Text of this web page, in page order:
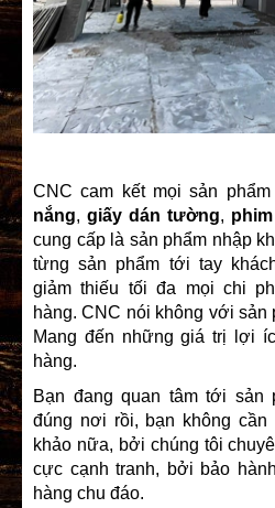
CNC cam kết mọi sản phẩm
nắng, giấy dán tường,
cung cấp là sản phẩm nhập
từng sản phẩm tới tay
giảm thiếu tối đa mọi chi
hàng. CNC nói không với
Mang đến những giá trị lợi
hàng.
Bạn đang quan tâm tới sản
đúng nơi rồi, bạn không cần
khảo nữa, bởi chúng tôi
cực cạnh tranh, bởi bảo
hàng chu đáo.